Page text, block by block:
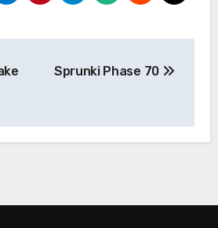
Sprunki Phase 70